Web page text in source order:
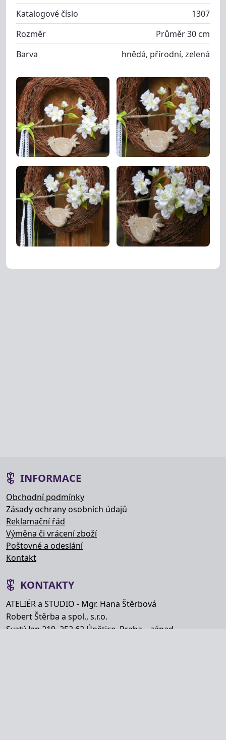
Katalogové číslo
1307
Rozměr
Průměr 30 cm
Barva
hnědá, přírodní, zelená
INFORMACE
Obchodní podmínky
Zásady ochrany osobních údajů
Reklamační řád
Výměna či vrácení zboží
Poštovné a odeslání
Kontakt
KONTAKTY
ATELIÉR a STUDIO - Mgr. Hana Štěrbová
Robert Štěrba a spol., s.r.o.
Svatý Jan 219, 252 62 Únětice, Praha – západ